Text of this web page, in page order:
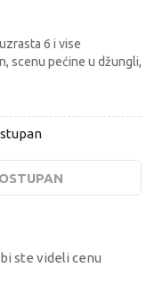
6 i vise
scenu pećine u džungli,
ste videli cenu